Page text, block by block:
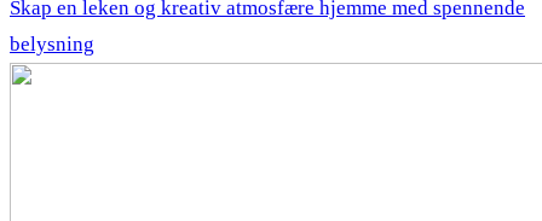
Skap en leken og kreativ atmosfære hjemme med spennende
belysning